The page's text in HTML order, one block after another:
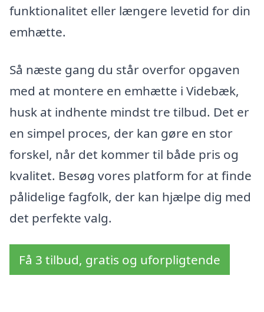
funktionalitet eller længere levetid for din
emhætte.
Så næste gang du står overfor opgaven
med at montere en emhætte i Videbæk,
husk at indhente mindst tre tilbud. Det er
en simpel proces, der kan gøre en stor
forskel, når det kommer til både pris og
kvalitet. Besøg vores platform for at finde
pålidelige fagfolk, der kan hjælpe dig med
det perfekte valg.
Få 3 tilbud, gratis og uforpligtende